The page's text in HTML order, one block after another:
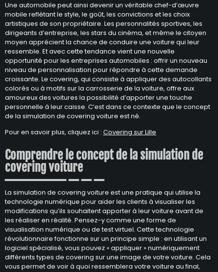
Une automobile peut ainsi devenir un véritable chef-d’œuvre
mobile reflétant le style, le goût, les convictions et les choix
artistiques de son propriétaire. Les personnalités sportives, les
dirigeants d’entreprise, les stars du cinéma, et même le citoyen
moyen apprécient la chance de conduire une voiture qui leur
ressemble. Et avec cette tendance vient une nouvelle
opportunité pour les entreprises automobiles : offrir un nouveau
niveau de personnalisation pour répondre à cette demande
croissante. Le covering, qui consiste à appliquer des autocollants
colorés ou à motifs sur la carrosserie de la voiture, offre aux
amoureux des voitures la possibilité d’apporter une touche
personnelle à leur caisse. C’est dans ce contexte que le concept
de la simulation de covering voiture est né.
Pour en savoir plus, cliquez ici : Covering sur Lille
Comprendre le concept de la simulation de
covering voiture
La simulation de covering voiture est une pratique qui utilise la
technologie numérique pour aider les clients à visualiser les
modifications qu’ils souhaitent apporter à leur voiture avant de
les réaliser en réalité. Pensez-y comme une forme de
visualisation numérique ou de test virtuel. Cette technologie
révolutionnaire fonctionne sur un principe simple : en utilisant un
logiciel spécialisé, vous pouvez « appliquer » numériquement
différents types de covering sur une image de votre voiture. Cela
vous permet de voir à quoi ressemblera votre voiture au final,